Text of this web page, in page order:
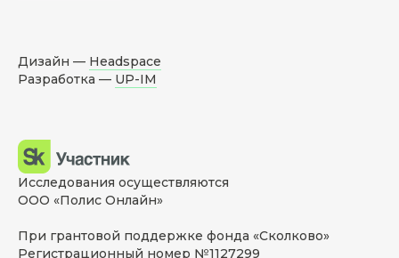
Дизайн — Headspace
Разработка — UP-IM
Исследования осуществляются
ООО «Полис Онлайн»
При грантовой поддержке фонда «Сколково»
Регистрационный номер №1127299